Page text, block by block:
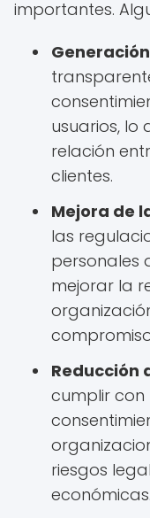
importantes.
usuarios, lo
relación
clientes.
Mejora de
las
personales
mejorar la
Reducción
cumplir con
riesgos
económicas.